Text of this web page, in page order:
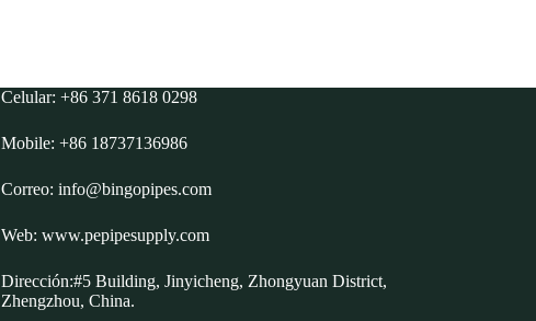
Celular: +86 371 8618 0298
Mobile: +86 18737136986
Correo: info@bingopipes.com
Web: www.pepipesupply.com
Dirección:#5 Building, Jinyicheng, Zhongyuan District,
Zhengzhou, China.